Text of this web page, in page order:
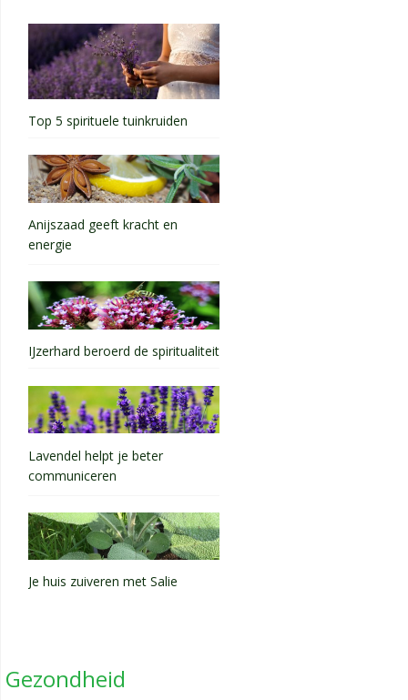
Top 5 spirituele tuinkruiden
Anijszaad geeft kracht en
energie
IJzerhard beroerd de spiritualiteit
Lavendel helpt je beter
communiceren
Je huis zuiveren met Salie
Gezondheid